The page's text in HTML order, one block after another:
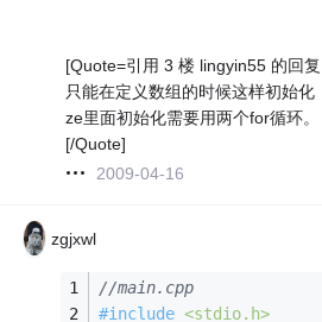
[Quote=引用 3 楼 lingyin55 的回
只能在定义数组的时候这样初始
ze里面初始化需要用两个for循环。
[/Quote]
2009-04-16
zgjxwl
//main.cpp
#include <stdio.h>